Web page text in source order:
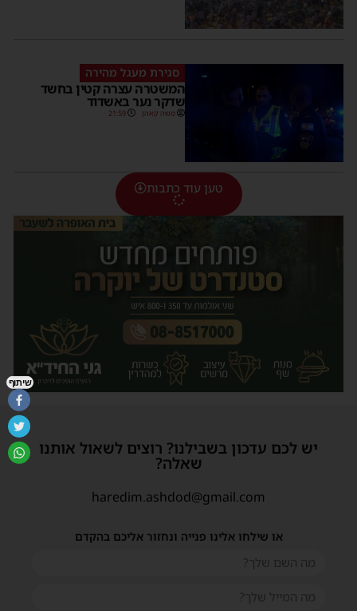
סגירת מעגל מהירה
המשטרה עצרה קטין בחשד
שדקר נער באשדוד
משה קאהן 21:59
טען עוד כתבות
יש לכם עדכון בשבילנו? רוצים לשאול אותנו
שאלה?
haredim.ashdod@gmail.com
או שילחו אלינו פנייה ונחזור אליכם בהקדם
שיתוף